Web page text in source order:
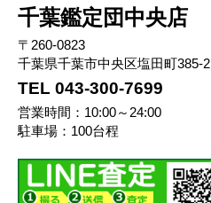
千葉鑑定団中央店
〒260-0823
千葉県千葉市中央区塩田町385-2
TEL 043-300-7699
営業時間：10:00～24:00
駐車場：100台程